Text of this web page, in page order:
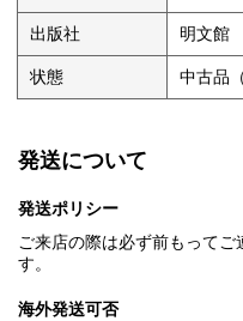
出版社 明文館
状態 中古品
発送について
発送ポリシー
ご来店の際は必ず前もって
す。
海外発送可否